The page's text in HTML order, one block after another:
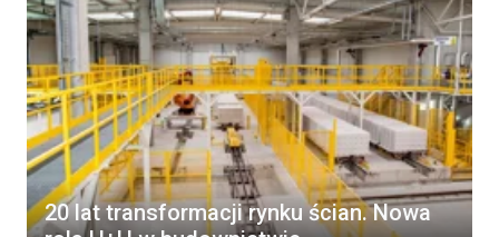
20 lat transformacji rynku ścian. Nowa